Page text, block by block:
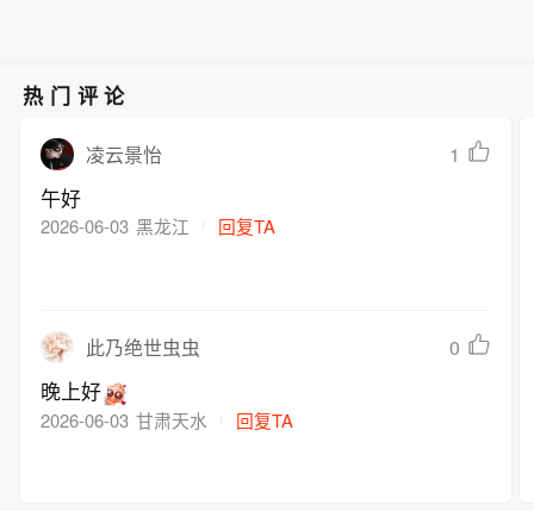
热门评论
凌云景怡 1
午好
2026-06-03 黑龙江 回复TA
此乃绝世虫虫 0
晚上好
2026-06-03 甘肃天水 回复TA